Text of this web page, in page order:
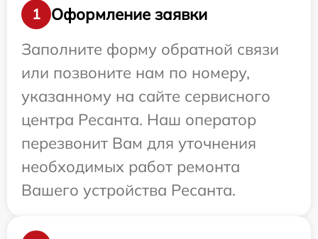
1
Оформление заявки
Заполните форму обратной связи
или позвоните нам по номеру,
указанному на сайте сервисного
центра Ресанта. Наш оператор
перезвонит Вам для уточнения
необходимых работ ремонта
Вашего устройства Ресанта.